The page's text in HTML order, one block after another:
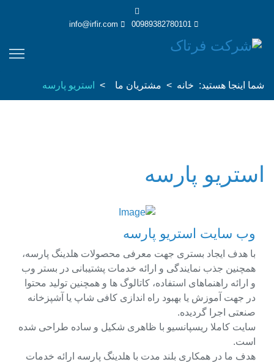
00989382780101
info@irfir.com
شما اینجا هستید: خانه مشتریان ما استریو پارسه
استریو پارسه
وب سایت استریو پارسه
با هدف ایجاد بستری جهت معرفی محصولات هلدینگ پارسه،
همچنین جذب نمایندگی و ارائه خدمات پشتیبانی در بستر وب
و ارائه راهنماهای استفاده، کاتالوگ ها و همچنین تولید محتوا
در جهت آموزش یا بهبود راه اندازی کافی شاپ یا آشپزخانه
صنعتی اجرا گردیده.
سایت کاملا ریسپانسیو با ظاهری شکیل و ساده طراحی شده
است.
هدف ما در همکاری بلند مدت با هلدینگ پارسه ارائه خدمات